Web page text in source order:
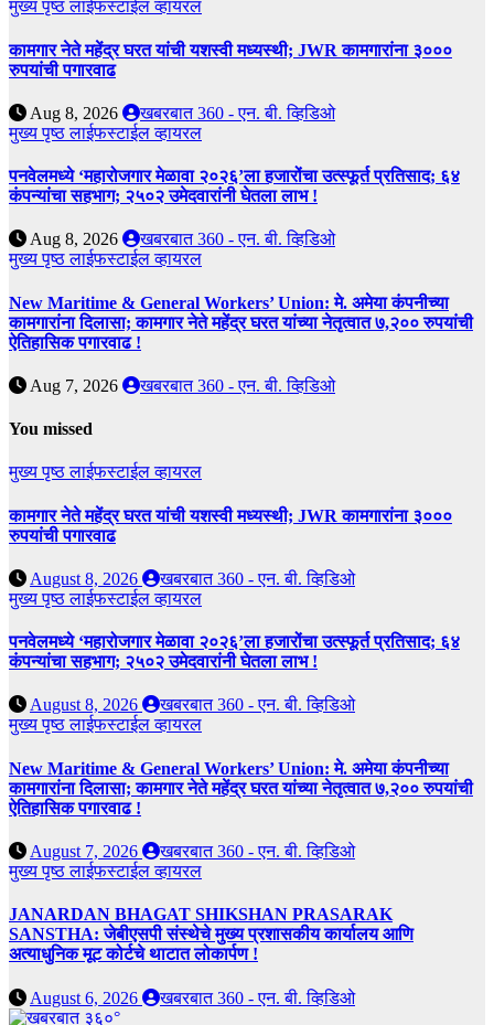
मुख्य पृष्ठलाईफस्टाईलव्हायरल
कामगार नेते महेंद्र घरत यांची यशस्वी मध्यस्थी; JWR कामगारांना ३०००
रुपयांची पगारवाढ
Aug 8, 2026
खबरबात 360 - एन. बी. व्हिडिओ
मुख्य पृष्ठलाईफस्टाईलव्हायरल
पनवेलमध्ये ‘महारोजगार मेळावा २०२६’ला हजारोंचा उत्स्फूर्त प्रतिसाद; ६४
कंपन्यांचा सहभाग; २५०२ उमेदवारांनी घेतला लाभ !
Aug 8, 2026
खबरबात 360 - एन. बी. व्हिडिओ
मुख्य पृष्ठलाईफस्टाईलव्हायरल
New Maritime & General Workers’ Union: मे. अमेया कंपनीच्या
कामगारांना दिलासा; कामगार नेते महेंद्र घरत यांच्या नेतृत्वात ७,२०० रुपयांची
ऐतिहासिक पगारवाढ !
Aug 7, 2026 खबरबात 360 - एन. बी. व्हिडिओ
You missed
मुख्य पृष्ठलाईफस्टाईलव्हायरल
कामगार नेते महेंद्र घरत यांची यशस्वी मध्यस्थी; JWR कामगारांना ३०००
रुपयांची पगारवाढ
August 8, 2026
खबरबात 360 - एन. बी. व्हिडिओ
मुख्य पृष्ठलाईफस्टाईलव्हायरल
पनवेलमध्ये ‘महारोजगार मेळावा २०२६’ला हजारोंचा उत्स्फूर्त प्रतिसाद; ६४
कंपन्यांचा सहभाग; २५०२ उमेदवारांनी घेतला लाभ !
August 8, 2026
खबरबात 360 - एन. बी. व्हिडिओ
मुख्य पृष्ठलाईफस्टाईलव्हायरल
New Maritime & General Workers’ Union: मे. अमेया कंपनीच्या
कामगारांना दिलासा; कामगार नेते महेंद्र घरत यांच्या नेतृत्वात ७,२०० रुपयांची
ऐतिहासिक पगारवाढ !
August 7, 2026
खबरबात 360 - एन. बी. व्हिडिओ
मुख्य पृष्ठलाईफस्टाईलव्हायरल
JANARDAN BHAGAT SHIKSHAN PRASARAK
SANSTHA: जेबीएसपी संस्थेचे मुख्य प्रशासकीय कार्यालय आणि
अत्याधुनिक मूट कोर्टचे थाटात लोकार्पण !
August 6, 2026 खबरबात 360 - एन. बी. व्हिडिओ